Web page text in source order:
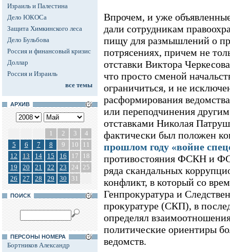
Израиль и Палестина
Дело ЮКОСа
Защита Химкинского леса
Дело Бульбова
Россия и финансовый кризис
Доллар
Россия и Израиль
все темы
АРХИВ
1 2 3
4
5
6 7 8 9 10
11
12
13 14 15 16 17
18
19
20 21 22 23 24 25
26
27 28 29 30 31
ПОИСК
ПЕРСОНЫ НОМЕРА
Бортников Александр
Впрочем, и уже
дали сотрудникам
пищу для размышлений о
потрясениях, причем не
отставки Виктора
что просто сменой
ограничиться, и не
расформирования
или переподчинения
отставками Николая
фактически был положен
прошлом году «войне
противостояния ФСКН и
ряда скандальных
конфликт, в который со
Генпрокуратура и
прокуратуре (СКП), в
определял
политические ориентиры
ведомств.